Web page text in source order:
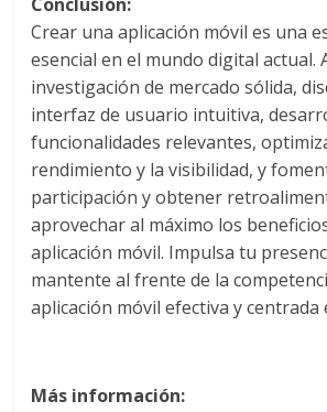
Tecnología,
Noticias,
Artículos,
Gente,
Contenidos
de
Calidad,
Eventos
de
Marketing,
Mercadotecnia,
Eventos
Marcas,
Crear una aplicación móvil es una
esencial en el mundo digital actual.
investigación de mercado sólida,
interfaz de usuario intuitiva,
funcionalidades relevantes,
rendimiento y la visibilidad, y
participación y obtener
aprovechar al máximo los
aplicación móvil. Impulsa tu
mantente al frente de la
aplicación móvil efectiva y centrada
Más información: